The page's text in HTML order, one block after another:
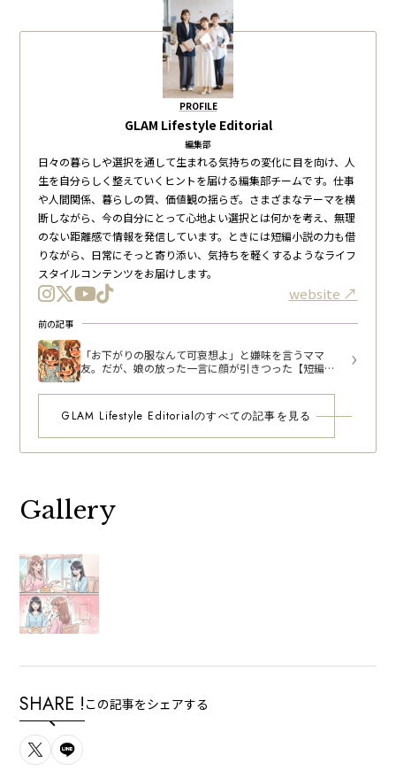
PROFILE
GLAM Lifestyle Editorial
編集部
日々の暮らしや選択を通して生まれる気持ちの変化に目を向け、人
生を自分らしく整えていくヒントを届ける編集部チームです。仕事
や人間関係、暮らしの質、価値観の揺らぎ。さまざまなテーマを横
断しながら、今の自分にとって心地よい選択とは何かを考え、無理
のない距離感で情報を発信しています。ときには短編小説の力も借
りながら、日常にそっと寄り添い、気持ちを軽くするようなライフ
スタイルコンテンツをお届けします。
website
前の記事
「お下がりの服なんて可哀想よ」と嫌味を言うママ
友。だが、娘の放った一言に顔が引きつった【短編小
GLAM Lifestyle Editorialのすべての記事を見る
Gallery
SHARE ! この記事をシェアする